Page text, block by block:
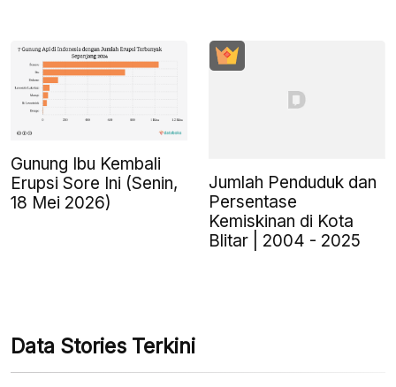
Gunung Ibu Kembali
Erupsi Sore Ini (Senin,
18 Mei 2026)
Jumlah Penduduk dan
Persentase
Kemiskinan di Kota
Blitar | 2004 - 2025
Data Stories Terkini